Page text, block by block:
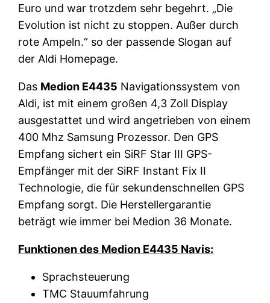
Euro und war trotzdem sehr begehrt. „Die
Evolution ist nicht zu stoppen. Außer durch
rote Ampeln.“ so der passende Slogan auf
der Aldi Homepage.
Das Medion E4435 Navigationssystem von
Aldi, ist mit einem großen 4,3 Zoll Display
ausgestattet und wird angetrieben von einem
400 Mhz Samsung Prozessor. Den GPS
Empfang sichert ein SiRF Star III GPS-
Empfänger mit der SiRF Instant Fix II
Technologie, die für sekundenschnellen GPS
Empfang sorgt. Die Herstellergarantie
beträgt wie immer bei Medion 36 Monate.
Funktionen des Medion E4435 Navis:
Sprachsteuerung
TMC Stauumfahrung